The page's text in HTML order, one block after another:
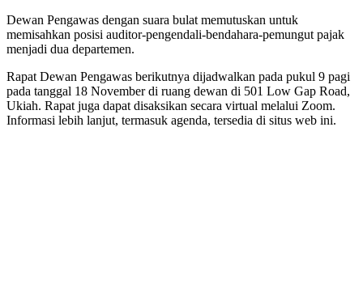
Dewan Pengawas dengan suara bulat memutuskan untuk
memisahkan posisi auditor-pengendali-bendahara-pemungut pajak
menjadi dua departemen.
Rapat Dewan Pengawas berikutnya dijadwalkan pada pukul 9 pagi
pada tanggal 18 November di ruang dewan di 501 Low Gap Road,
Ukiah. Rapat juga dapat disaksikan secara virtual melalui Zoom.
Informasi lebih lanjut, termasuk agenda, tersedia di situs web ini.